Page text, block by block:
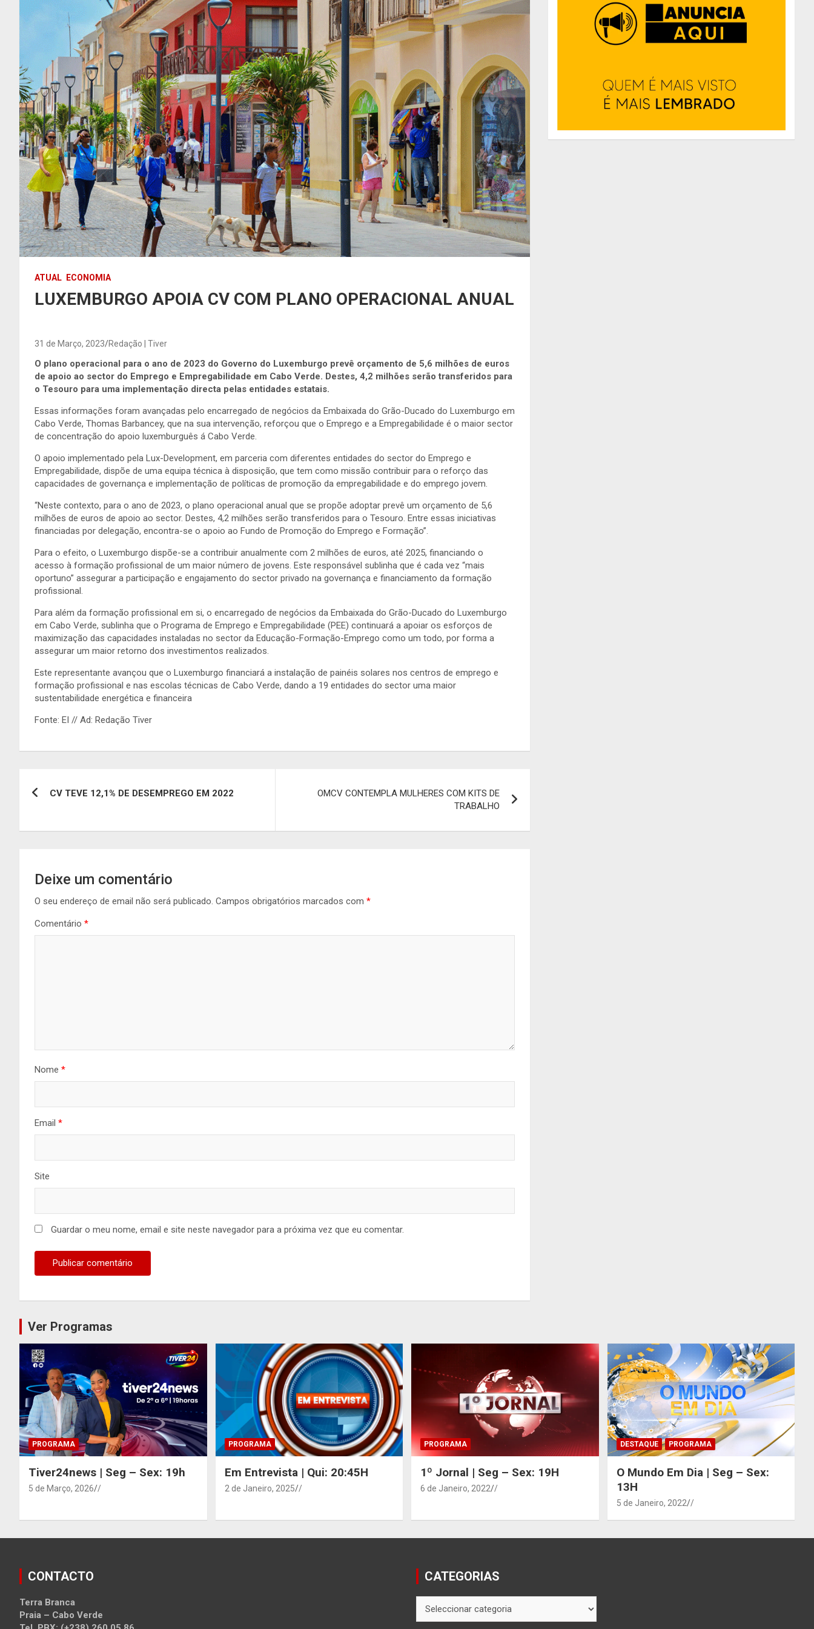
ATUAL ECONOMIA
LUXEMBURGO APOIA CV COM PLANO OPERACIONAL ANUAL
31 de Março, 2023 Redação | Tiver
O plano operacional para o ano de 2023 do Governo do Luxemburgo prevê orçamento de 5,6 milhões de euros
de apoio ao sector do Emprego e Empregabilidade em Cabo Verde. Destes, 4,2 milhões serão transferidos para
o Tesouro para uma implementação directa pelas entidades estatais.
Essas informações foram avançadas pelo encarregado de negócios da Embaixada do Grão-Ducado do Luxemburgo em
Cabo Verde, Thomas Barbancey, que na sua intervenção, reforçou que o Emprego e a Empregabilidade é o maior sector
de concentração do apoio luxemburguês á Cabo Verde.
O apoio implementado pela Lux-Development, em parceria com diferentes entidades do sector do Emprego e
Empregabilidade, dispõe de uma equipa técnica à disposição, que tem como missão contribuir para o reforço das
capacidades de governança e implementação de políticas de promoção da empregabilidade e do emprego jovem.
“Neste contexto, para o ano de 2023, o plano operacional anual que se propõe adoptar prevê um orçamento de 5,6
milhões de euros de apoio ao sector. Destes, 4,2 milhões serão transferidos para o Tesouro. Entre essas iniciativas
financiadas por delegação, encontra-se o apoio ao Fundo de Promoção do Emprego e Formação”.
Para o efeito, o Luxemburgo dispõe-se a contribuir anualmente com 2 milhões de euros, até 2025, financiando o
acesso à formação profissional de um maior número de jovens. Este responsável sublinha que é cada vez “mais
oportuno” assegurar a participação e engajamento do sector privado na governança e financiamento da formação
profissional.
Para além da formação profissional em si, o encarregado de negócios da Embaixada do Grão-Ducado do Luxemburgo
em Cabo Verde, sublinha que o Programa de Emprego e Empregabilidade (PEE) continuará a apoiar os esforços de
maximização das capacidades instaladas no sector da Educação-Formação-Emprego como um todo, por forma a
assegurar um maior retorno dos investimentos realizados.
Este representante avançou que o Luxemburgo financiará a instalação de painéis solares nos centros de emprego e
formação profissional e nas escolas técnicas de Cabo Verde, dando a 19 entidades do sector uma maior
sustentabilidade energética e financeira
Fonte: EI // Ad: Redação Tiver
artigos
CV TEVE 12,1% DE DESEMPREGO EM 2022
OMCV CONTEMPLA MULHERES COM KITS DE
TRABALHO
Deixe um comentário
O seu endereço de email não será publicado. Campos obrigatórios marcados com *
Comentário *
Nome *
Email *
Site
Guardar o meu nome, email e site neste navegador para a próxima vez que eu comentar.
Ver Programas
PROGRAMA
Tiver24news | Seg – Sex: 19h
5 de Março, 2026 /
PROGRAMA
Em Entrevista | Qui: 20:45H
2 de Janeiro, 2025 /
PROGRAMA
1º Jornal | Seg – Sex: 19H
6 de Janeiro, 2022 /
DESTAQUE PROGRAMA
O Mundo Em Dia | Seg – Sex:
13H
5 de Janeiro, 2022 /
CONTACTO
Terra Branca
Praia – Cabo Verde
CATEGORIAS